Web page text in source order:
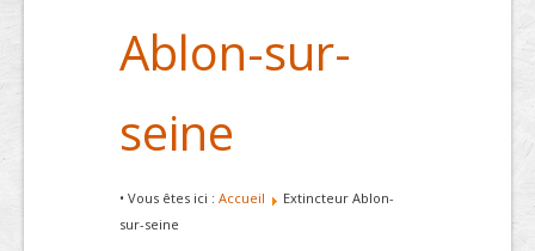
Ablon-sur-
seine
• Vous êtes ici : Accueil
Extincteur Ablon-
sur-seine